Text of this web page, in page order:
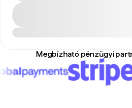
Megbízható pénzügyi